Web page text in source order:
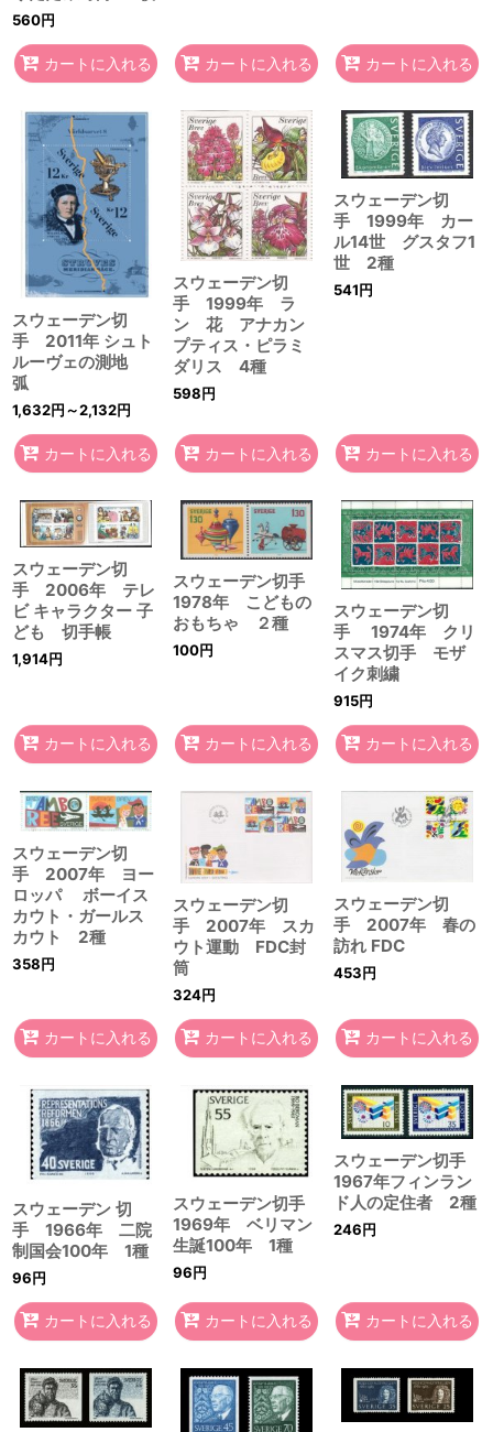
560円
カートに入れる カートに入れる カートに入れる
スウェーデン切
手 2011年 シュト
ルーヴェの測地
弧
1,632円～2,132円
カートに入れる
スウェーデン切
手 1999年 ラ
ン 花 アナカン
プティス・ピラミ
ダリス 4種
598円
カートに入れる
スウェーデン切
手 1999年 カー
ル14世 グスタフ1
世 2種
541円
カートに入れる
スウェーデン切
手 2006年 テレ
ビ キャラクター 子
ども 切手帳
1,914円
カートに入れる
スウェーデン切手
1978年 こどもの
おもちゃ ２種
100円
カートに入れる
スウェーデン切
手 1974年 クリ
スマス切手 モザ
イク刺繍
915円
カートに入れる
スウェーデン切
手 2007年 ヨー
ロッパ ボーイス
カウト・ガールス
カウト 2種
358円
カートに入れる
スウェーデン切
手 2007年 スカ
ウト運動 FDC封
筒
324円
カートに入れる
スウェーデン切
手 2007年 春の
訪れ FDC
453円
カートに入れる
スウェーデン 切
手 1966年 二院
制国会100年 1種
96円
カートに入れる
スウェーデン切手
1969年 ベリマン
生誕100年 1種
96円
カートに入れる
スウェーデン切手
1967年フィンラン
ド人の定住者 2種
246円
カートに入れる